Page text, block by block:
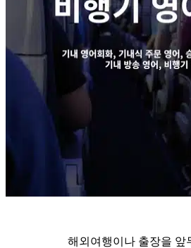
해외여행이나 출장을 앞